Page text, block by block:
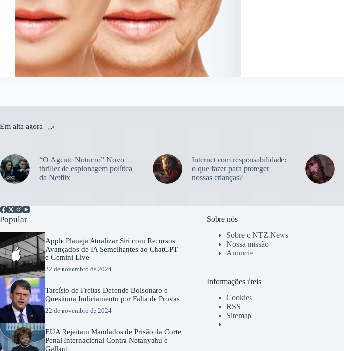
Em alta agora
“O Agente Noturno” Novo
thriller de espionagem política
da Netflix
Internet com responsabilidade:
o que fazer para proteger
nossas crianças?
Popular
Apple Planeja Atualizar Siri com Recursos
Avançados de IA Semelhantes ao ChatGPT
e Gemini Live
22 de novembro de 2024
Tarcísio de Freitas Defende Bolsonaro e
Questiona Indiciamento por Falta de Provas
22 de novembro de 2024
EUA Rejeitam Mandados de Prisão da Corte
Penal Internacional Contra Netanyahu e
Gallant
Sobre nós
Sobre o NTZ News
Nossa missão
Anuncie
Informações úteis
Cookies
RSS
Sitemap